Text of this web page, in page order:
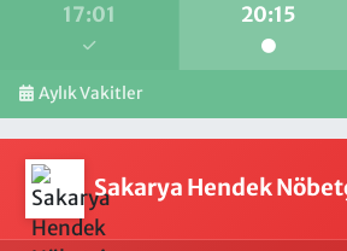
17:01 20:15
Aylık Vakitler
Sakarya Hendek